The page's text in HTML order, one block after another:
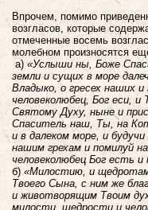
Впрочем, помимо
возгласов, которые
отмеченные восемь
молебном произносятся
а) «Услыши ны, Боже
земли и сущих в море
Владыко, о гресех наших
человеколюбец, Бог еси,
Святому Духу, ныне и
Спаситель наш, Ты, на
и в далеком море, и
нашим грехам и помилуй
человеколюбец Бог есть
б) «Милостию, и
Твоего Сына, с ним же
и животворящим Твоим
милости, щедрости и